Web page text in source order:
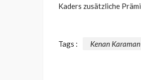
Kaders zusätzliche
Tags : Kenan Karaman